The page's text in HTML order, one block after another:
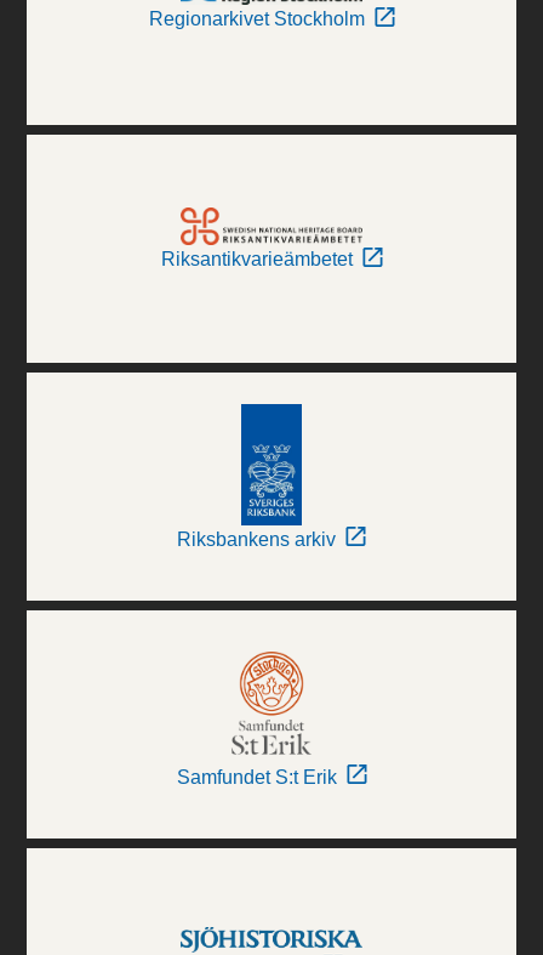
Regionarkivet Stockholm
Riksantikvarieämbetet
Riksbankens arkiv
Samfundet S:t Erik